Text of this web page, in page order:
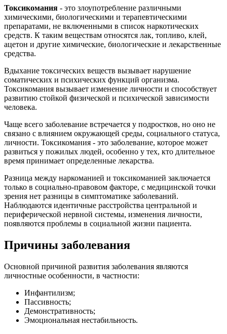
Токсикомания - это злоупотребление различными
химическими, биологическими и терапевтическими
препаратами, не включенными в список наркотических
средств. К таким веществам относятся лак, топливо, клей,
ацетон и другие химические, биологические и лекарственные
средства.
Вдыхание токсических веществ вызывает нарушение
соматических и психических функций организма.
Токсикомания вызывает изменение личности и способствует
развитию стойкой физической и психической зависимости
человека.
Чаще всего заболевание встречается у подростков, но оно не
связано с влиянием окружающей среды, социального статуса,
личности. Токсикомания - это заболевание, которое может
развиться у пожилых людей, особенно у тех, кто длительное
время принимает определенные лекарства.
Разница между наркоманией и токсикоманией заключается
только в социально-правовом факторе, с медицинской точки
зрения нет разницы в симптоматике заболеваний.
Наблюдаются идентичные расстройства центральной и
периферической нервной системы, изменения личности,
появляются проблемы в социальной жизни пациента.
Причины заболевания
Основной причиной развития заболевания являются
личностные особенности, в частности:
Инфантилизм;
Пассивность;
Демонстративность;
Эмоциональная нестабильность.